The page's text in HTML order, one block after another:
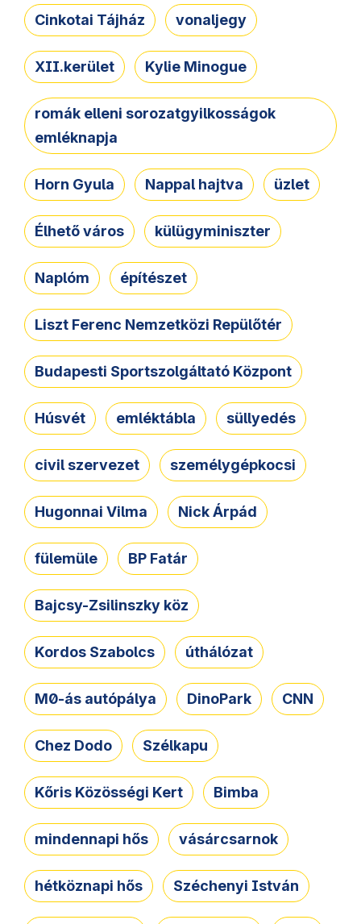
Cinkotai Tájház vonaljegy
XII.kerület Kylie Minogue
romák elleni sorozatgyilkosságok
emléknapja
Horn Gyula Nappal hajtva üzlet
Élhető város külügyminiszter
Naplóm építészet
Liszt Ferenc Nemzetközi Repülőtér
Budapesti Sportszolgáltató Központ
Húsvét emléktábla süllyedés
civil szervezet személygépkocsi
Hugonnai Vilma Nick Árpád
fülemüle BP Fatár
Bajcsy-Zsilinszky köz
Kordos Szabolcs úthálózat
M0-ás autópálya DinoPark CNN
Chez Dodo Szélkapu
Kőris Közösségi Kert Bimba
mindennapi hős vásárcsarnok
hétköznapi hős Széchenyi István